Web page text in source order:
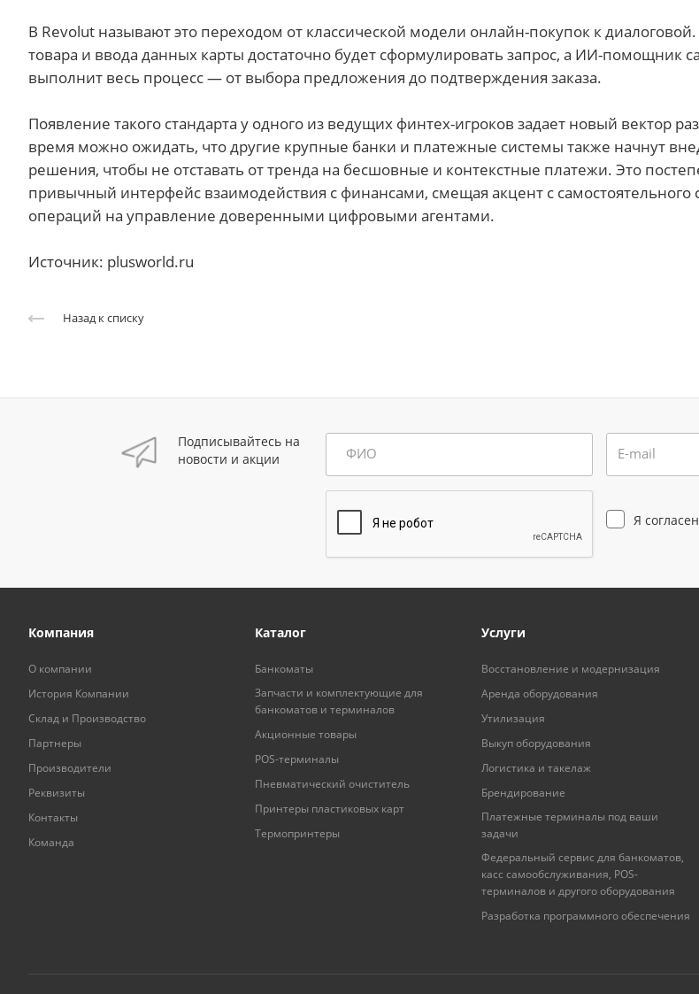
В Revolut называют это переходом от классической модели онлайн-покупок к
товара и ввода данных карты достаточно будет сформулировать запрос, а ИИ-помощник
выполнит весь процесс — от выбора предложения до подтверждения заказа.
Появление такого стандарта у одного из ведущих финтех-игроков задает новый вектор
время можно ожидать, что другие крупные банки и платежные системы также начнут
решения, чтобы не отставать от тренда на бесшовные и контекстные платежи. Это
привычный интерфейс взаимодействия с финансами, смещая акцент с самостоятельного
операций на управление доверенными цифровыми агентами.
Источник: plusworld.ru
Назад к списку
Подписывайтесь на
новости и акции
ФИО E-mail
Я
Компания
О компании
История Компании
Склад и Производство
Партнеры
Производители
Реквизиты
Контакты
Команда
Каталог
Банкоматы
Запчасти и комплектующие для
банкоматов и терминалов
Акционные товары
POS-терминалы
Пневматический очиститель
Принтеры пластиковых карт
Термопринтеры
Услуги
Восстановление и модернизация
Аренда оборудования
Утилизация
Выкуп оборудования
Логистика и такелаж
Брендирование
Платежные терминалы под ваши
задачи
Федеральный сервис для банкоматов,
касс самообслуживания, POS-
терминалов и другого оборудования
Разработка программного обеспечения